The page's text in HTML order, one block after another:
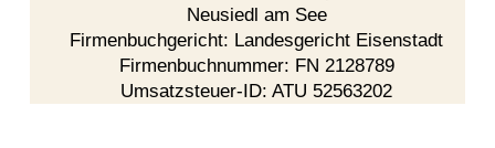
Neusiedl am See
Firmenbuchgericht: Landesgericht Eisenstadt
Firmenbuchnummer: FN 2128789
Umsatzsteuer-ID: ATU 52563202